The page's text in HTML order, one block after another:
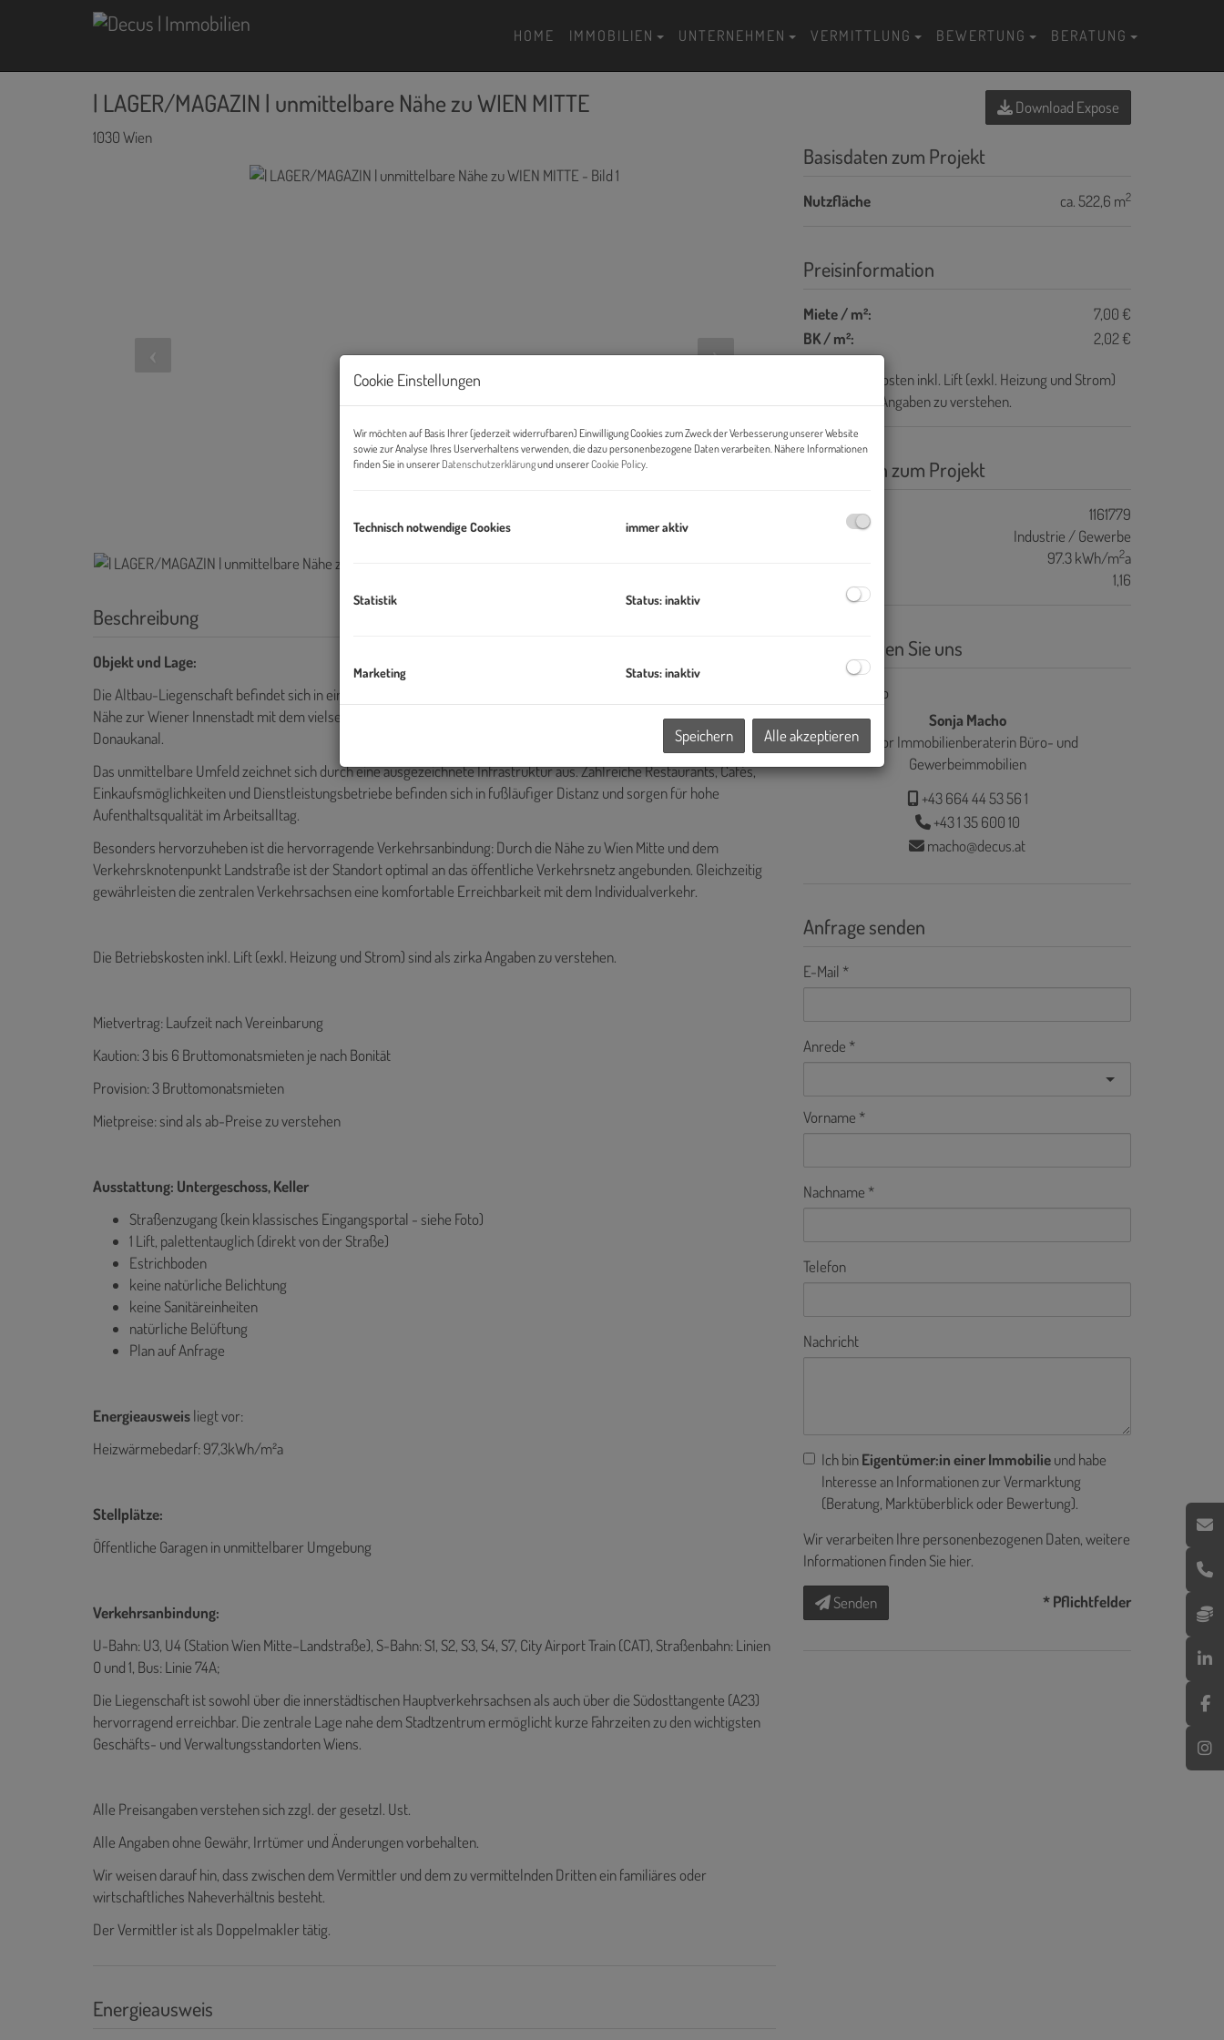
HOME IMMOBILIEN UNTERNEHMEN VERMITTLUNG BEWERTUNG BERATUNG
| LAGER/MAGAZIN | unmittelbare Nähe zu WIEN MITTE
1030 Wien
Beschreibung
Objekt und Lage:
Die Altbau-Liegenschaft befindet sich in einem der gefragtesten Bürostandorte des 3. Bezirks. Die Lage verbindet die
Nähe zur Wiener Innenstadt mit dem vielseitigen Angebot des Viertels rund um Wien Mitte, den Stadtpark und den
Donaukanal.
Das unmittelbare Umfeld zeichnet sich durch eine ausgezeichnete Infrastruktur aus. Zahlreiche Restaurants, Cafés,
Einkaufsmöglichkeiten und Dienstleistungsbetriebe befinden sich in fußläufiger Distanz und sorgen für hohe
Aufenthaltsqualität im Arbeitsalltag.
Besonders hervorzuheben ist die hervorragende Verkehrsanbindung: Durch die Nähe zu Wien Mitte und dem
Verkehrsknotenpunkt Landstraße ist der Standort optimal an das öffentliche Verkehrsnetz angebunden. Gleichzeitig
gewährleisten die zentralen Verkehrsachsen eine komfortable Erreichbarkeit mit dem Individualverkehr.
Die Betriebskosten inkl. Lift (exkl. Heizung und Strom) sind als zirka Angaben zu verstehen.
Mietvertrag: Laufzeit nach Vereinbarung
Kaution: 3 bis 6 Bruttomonatsmieten je nach Bonität
Provision: 3 Bruttomonatsmieten
Mietpreise: sind als ab-Preise zu verstehen
Ausstattung: Untergeschoss, Keller
Straßenzugang (kein klassisches Eingangsportal - siehe Foto)
1 Lift, palettentauglich (direkt von der Straße)
Estrichboden
keine natürliche Belichtung
keine Sanitäreinheiten
natürliche Belüftung
Plan auf Anfrage
Energieausweisliegt vor:
Heizwärmebedarf: 97,3kWh/m²a
Stellplätze:
Öffentliche Garagen in unmittelbarer Umgebung
Verkehrsanbindung:
U-Bahn: U3, U4 (Station Wien Mitte–Landstraße), S-Bahn: S1, S2, S3, S4, S7, City Airport Train (CAT), Straßenbahn: Linien
O und 1, Bus: Linie 74A;
Die Liegenschaft ist sowohl über die innerstädtischen Hauptverkehrsachsen als auch über die Südosttangente (A23)
hervorragend erreichbar. Die zentrale Lage nahe dem Stadtzentrum ermöglicht kurze Fahrzeiten zu den wichtigsten
Geschäfts- und Verwaltungsstandorten Wiens.
Alle Preisangaben verstehen sich zzgl. der gesetzl. Ust.
Alle Angaben ohne Gewähr, Irrtümer und Änderungen vorbehalten.
Wir weisen darauf hin, dass zwischen dem Vermittler und dem zu vermittelnden Dritten ein familiäres oder
wirtschaftliches Naheverhältnis besteht.
Der Vermittler ist als Doppelmakler tätig.
Energieausweis
Download Expose
Basisdaten zum Projekt
Nutzfläche ca. 522,6 m2
Preisinformation
Miete / m²:
7,00 €
BK / m²:
2,02 €
Die Betriebskosten inkl. Lift (exkl. Heizung und Strom)
sind als zirka Angaben zu verstehen.
Basisdaten zum Projekt
Projektnr.
1161779
Objektart
Industrie / Gewerbe
97.3 kWh/m2a
1,16
Kontaktieren Sie uns
Sonja Macho
Senior Immobilienberaterin Büro- und
Gewerbeimmobilien
+43 664 44 53 56 1
+43 1 35 600 10
macho@decus.at
Anfrage senden
E-Mail
Anrede
Vorname
Nachname
Telefon
Nachricht
Ich binEigentümer:in einer Immobilieund habe
Interesse an Informationen zur Vermarktung
(Beratung, Marktüberblick oder Bewertung).
Wir verarbeiten Ihre personenbezogenen Daten, weitere
Informationen finden Sie hier.
Senden * Pflichtfelder
Cookie Einstellungen
Wir möchten auf Basis Ihrer (jederzeit widerrufbaren) Einwilligung Cookies zum Zweck der Verbesserung unserer Website
sowie zur Analyse Ihres Userverhaltens verwenden, die dazu personenbezogene Daten verarbeiten. Nähere Informationen
finden Sie in unserer Datenschutzerklärungund unsererCookie Policy.
Technisch notwendige Cookies immer aktiv
Statistik Status: inaktiv
Marketing Status: inaktiv
Speichern Alle akzeptieren